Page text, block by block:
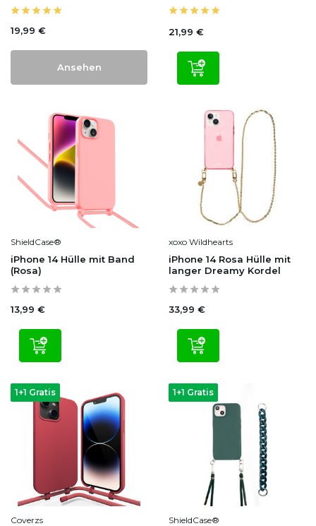
19,99 €
Ansehen
21,99 €
ShieldCase®
iPhone 14 Hülle mit Band
(Rosa)
13,99 €
xoxo Wildhearts
iPhone 14 Rosa Hülle mit
langer Dreamy Kordel
33,99 €
1+1 Gratis
Coverzs
1+1 Gratis
ShieldCase®